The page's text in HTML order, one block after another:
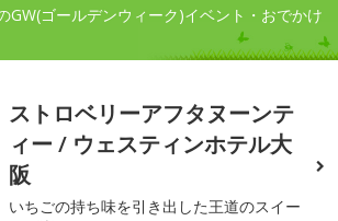
GW(ゴールデンウィーク)イベント・おでかけ
ストロベリーアフタヌーンテ
ィー / ウェスティンホテル大
阪
いちごの持ち味を引き出した王道のスイー